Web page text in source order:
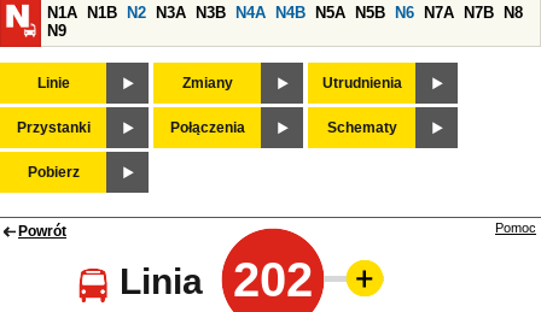
N1A
N1B N2 N3A N3B N4A N4B N5A N5B N6 N7A N7B
N8
N9
Linie Zmiany Utrudnienia
Przystanki Połączenia Schematy
Pobierz
Powrót
Linia 202
Pomoc